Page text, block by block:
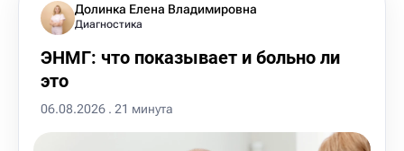
Долинка Елена Владимировна
Диагностика
ЭНМГ: что показывает и больно ли
это
06.08.2026 . 21 минута